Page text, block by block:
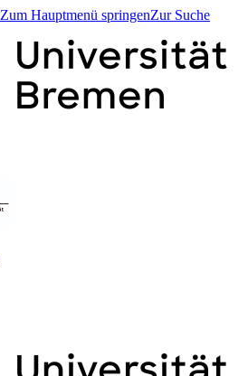
Zum Hauptmenü springenZur Suche